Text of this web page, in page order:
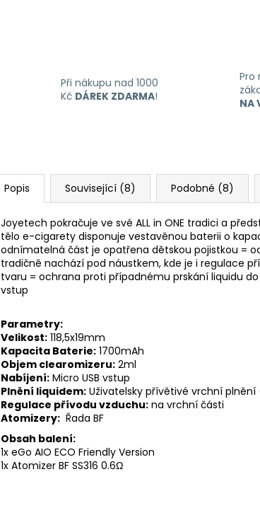
Při nákupu nad 1000
Kč DÁREK ZDARMA!
Pro
NA
Popis Související (8) Podobné (8)
Joyetech pokračuje ve své ALL in ONE tradici a
tělo e-cigarety disponuje vestavěnou baterii o
odnímatelná část je opatřena dětskou pojistkou =
tradičně nachází pod náustkem, kde je i regulace
tvaru = ochrana proti případnému prskání liquidu
vstup
Parametry:
Velikost: 118,5x19mm
Kapacita Baterie: 1700mAh
Objem clearomizeru: 2ml
Nabíjení: Micro USB vstup
Plnění liquidem: Uživatelsky přívětivé vrchní
Regulace přívodu vzduchu: na vrchní části
Atomizery: Řada BF
Obsah balení:
1x eGo AIO ECO Friendly Version
1x Atomizer BF SS316 0.6Ω